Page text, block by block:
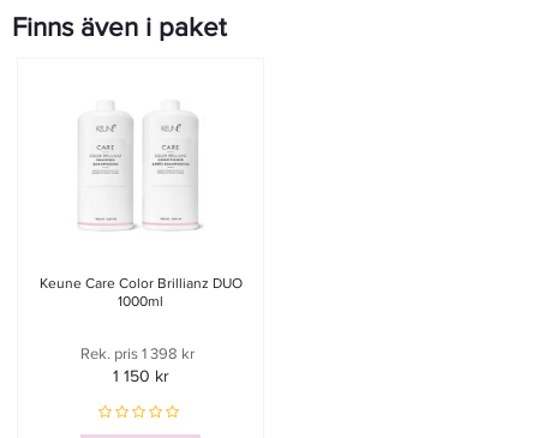
Finns även i paket
Keune Care Color Brillianz DUO
1000ml
Rek. pris 1 398 kr
1 150 kr